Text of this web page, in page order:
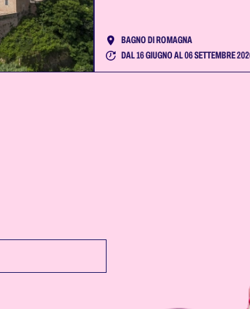
BAGNO DI ROMAGNA
DAL 16 GIUGNO AL 06 SETTEMBRE